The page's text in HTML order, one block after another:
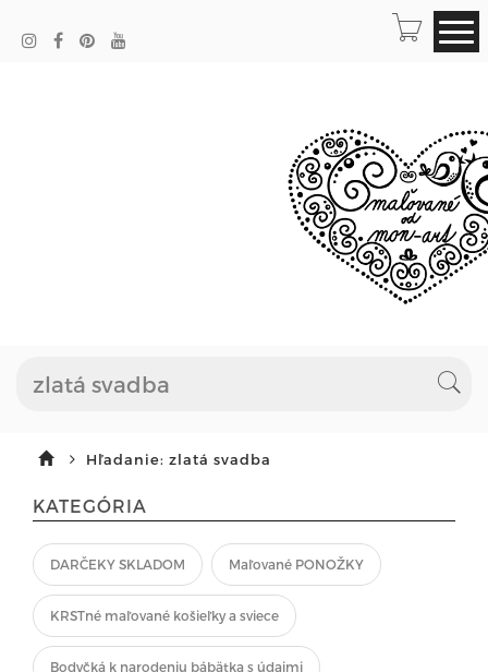
Hľadanie: zlatá svadba
KATEGÓRIA
DARČEKY SKLADOM Maľované PONOŽKY
KRSTné maľované košieľky a sviece
Bodyčká k narodeniu bábätka s údajmi